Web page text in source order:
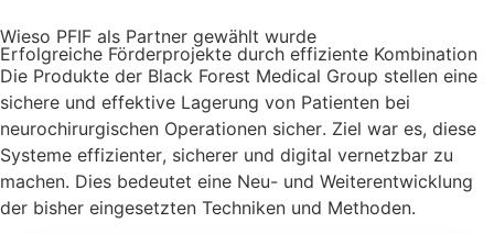
Wieso PFIF als Partner gewählt wurde
Erfolgreiche Förderprojekte durch effiziente Kombination
Die Produkte der Black Forest Medical Group stellen eine
sichere und effektive Lagerung von Patienten bei
neurochirurgischen Operationen sicher. Ziel war es, diese
Systeme effizienter, sicherer und digital vernetzbar zu
machen. Dies bedeutet eine Neu- und Weiterentwicklung
der bisher eingesetzten Techniken und Methoden.